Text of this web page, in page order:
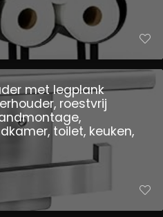
met legplank
roestvrij
toilet, keuken,